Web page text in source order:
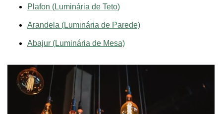
Plafon (Luminária de Teto)
Arandela (Luminária de Parede)
Abajur (Luminária de Mesa)